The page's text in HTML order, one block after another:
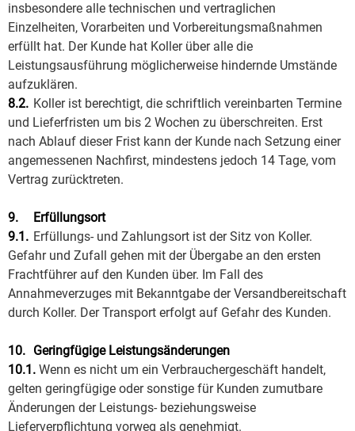
insbesondere alle technischen und vertraglichen
Einzelheiten, Vorarbeiten und Vorbereitungsmaßnahmen
erfüllt hat. Der Kunde hat Koller über alle die
Leistungsausführung möglicherweise hindernde Umstände
aufzuklären.
8.2. Koller ist berechtigt, die schriftlich vereinbarten Termine
und Lieferfristen um bis 2 Wochen zu überschreiten. Erst
nach Ablauf dieser Frist kann der Kunde nach Setzung einer
angemessenen Nachfirst, mindestens jedoch 14 Tage, vom
Vertrag zurücktreten.
9.
Erfüllungsort
9.1. Erfüllungs- und Zahlungsort ist der Sitz von Koller.
Gefahr und Zufall gehen mit der Übergabe an den ersten
Frachtführer auf den Kunden über. Im Fall des
Annahmeverzuges mit Bekanntgabe der Versandbereitschaft
durch Koller. Der Transport erfolgt auf Gefahr des Kunden.
10. Geringfügige Leistungsänderungen
10.1. Wenn es nicht um ein Verbrauchergeschäft handelt,
gelten geringfügige oder sonstige für Kunden zumutbare
Änderungen der Leistungs- beziehungsweise
Lieferverpflichtung vorweg als genehmigt.